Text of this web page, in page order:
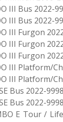
III Bus 2022-
III Bus 2022-
III Furgon
III Furgon
III Furgon
III Platform/
III Platform/
Bus 2022-
Bus 2022-
E Tour /